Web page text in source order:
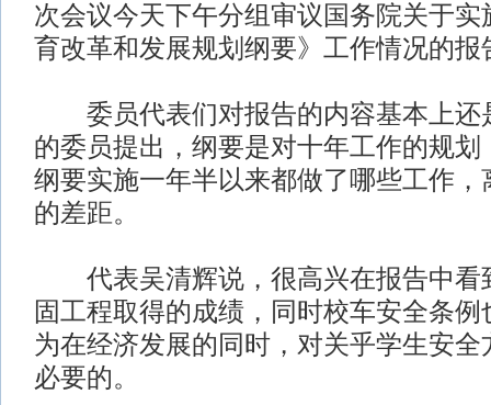
次会议今天下午分组审议国务院关于实
育改革和发展规划纲要》工作情况的报
委员代表们对报告的内容基本上还
的委员提出，纲要是对十年工作的规划
纲要实施一年半以来都做了哪些工作，
的差距。
代表吴清辉说，很高兴在报告中看
固工程取得的成绩，同时校车安全条
为在经济发展的同时，对关乎学生安
必要的。